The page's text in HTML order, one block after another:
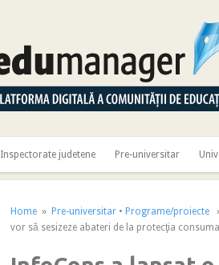
Inspectorate judetene Pre-universitar
Home » Pre-universitar • Programe/proiecte
vor să sesizeze abateri de la protecţia